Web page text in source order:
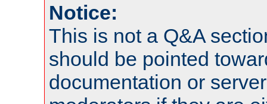
Notice:
This is not a Q&A
should be pointed
documentation or